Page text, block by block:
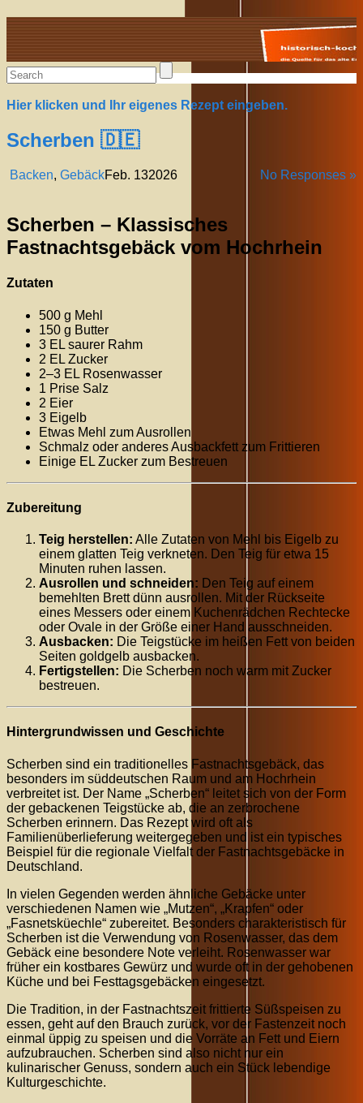
Alte Rezepte online
Hier klicken und Ihr eigenes Rezept eingeben.
Scherben 🇩🇪
Backen, Gebäck No Responses »
Feb. 132026
Scherben – Klassisches
Fastnachtsgebäck vom Hochrhein
Zutaten
500 g Mehl
150 g Butter
3 EL saurer Rahm
2 EL Zucker
2–3 EL Rosenwasser
1 Prise Salz
2 Eier
3 Eigelb
Etwas Mehl zum Ausrollen
Schmalz oder anderes Ausbackfett zum Frittieren
Einige EL Zucker zum Bestreuen
Zubereitung
Teig herstellen: Alle Zutaten von Mehl bis Eigelb zu
einem glatten Teig verkneten. Den Teig für etwa 15
Minuten ruhen lassen.
Ausrollen und schneiden: Den Teig auf einem
bemehlten Brett dünn ausrollen. Mit der Rückseite
eines Messers oder einem Kuchenrädchen Rechtecke
oder Ovale in der Größe einer Hand ausschneiden.
Ausbacken: Die Teigstücke im heißen Fett von beiden
Seiten goldgelb ausbacken.
Fertigstellen: Die Scherben noch warm mit Zucker
bestreuen.
Hintergrundwissen und Geschichte
Scherben sind ein traditionelles Fastnachtsgebäck, das
besonders im süddeutschen Raum und am Hochrhein
verbreitet ist. Der Name „Scherben“ leitet sich von der Form
der gebackenen Teigstücke ab, die an zerbrochene
Scherben erinnern. Das Rezept wird oft als
Familienüberlieferung weitergegeben und ist ein typisches
Beispiel für die regionale Vielfalt der Fastnachtsgebäcke in
Deutschland.
In vielen Gegenden werden ähnliche Gebäcke unter
verschiedenen Namen wie „Mutzen“, „Krapfen“ oder
„Fasnetsküechle“ zubereitet. Besonders charakteristisch für
Scherben ist die Verwendung von Rosenwasser, das dem
Gebäck eine besondere Note verleiht. Rosenwasser war
früher ein kostbares Gewürz und wurde oft in der gehobenen
Küche und bei Festtagsgebäcken eingesetzt.
Die Tradition, in der Fastnachtszeit frittierte Süßspeisen zu
essen, geht auf den Brauch zurück, vor der Fastenzeit noch
einmal üppig zu speisen und die Vorräte an Fett und Eiern
aufzubrauchen. Scherben sind also nicht nur ein
kulinarischer Genuss, sondern auch ein Stück lebendige
Kulturgeschichte.